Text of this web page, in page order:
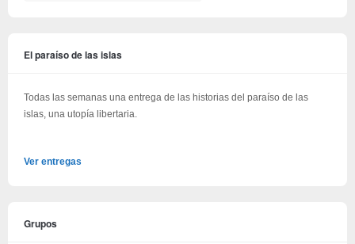
El paraíso de las islas
Todas las semanas una entrega de las historias del paraíso de las
islas, una utopía libertaria.
Ver entregas
Grupos